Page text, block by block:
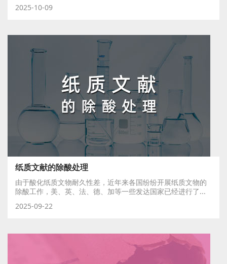
2025-10-09
纸质文献的除酸处理
由于酸化纸质文物耐久性差，近年来各国纷纷开展纸质文物的
除酸工作，美、英、法、德、加等一些发达国家已经进行了...
2025-09-22